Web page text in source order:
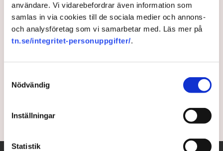
användare. Vi vidarebefordrar även information som
samlas in via cookies till de sociala medier och annons-
och analysföretag som vi samarbetar med. Läs mer på
tn.se/integritet-personuppgifter/.
Nödvändig
Inställningar
Statistik
Varannan A-traktor klarar
Mer än hälften av alla A-traktorer går inte igenom
besiktningen, rapporterar P4 Kalmar.
2 years ago |